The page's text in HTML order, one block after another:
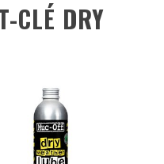
CLÉ DRY